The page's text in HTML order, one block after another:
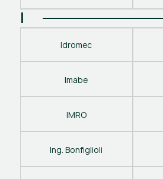
I
Idromec
Imabe
IMRO
Ing. Bonfiglioli